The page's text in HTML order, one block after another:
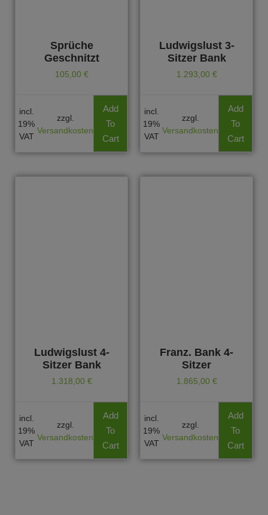
Sprüche
Geschnitzt
105,00 €
incl.
19%
VAT
zzgl.
Versandkosten
Add
To
Cart
Ludwigslust 3-
Sitzer Bank
1.293,00 €
incl.
19%
VAT
zzgl.
Versandkosten
Add
To
Cart
Ludwigslust 4-
Sitzer Bank
1.318,00 €
incl.
19%
VAT
zzgl.
Versandkosten
Add
To
Cart
Franz. Bank 4-
Sitzer
1.865,00 €
incl.
19%
VAT
zzgl.
Versandkosten
Add
To
Cart